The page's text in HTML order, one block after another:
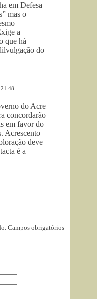
em Defesa
mas o
a
que há
do
do Acre
concordarão
em favor do
Acrescento
deve
é a
Campos obrigatórios